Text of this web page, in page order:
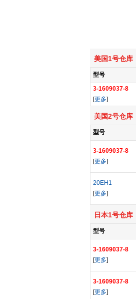
美国1号仓库
型号
3-1609037-8
[更多]
美国2号仓库
型号
3-1609037-8
[更多]
20EH1
[更多]
日本1号仓库
型号
3-1609037-8
[更多]
3-1609037-8
[更多]